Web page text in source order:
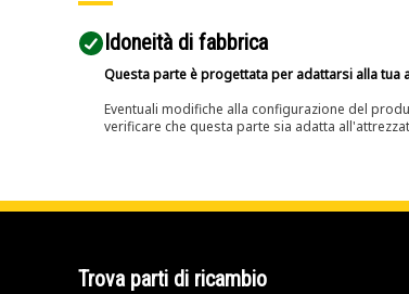
Idoneità di fabbrica
Questa parte è progettata per adattarsi alla tua
Eventuali modifiche alla configurazione del
verificare che questa parte sia adatta
Trova parti di ricambio